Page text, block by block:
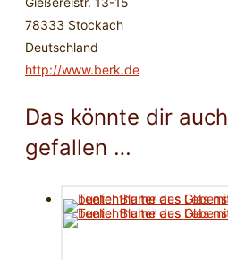
78333 Stockach
Deutschland
http://www.berk.de
Das könnte dir auch
gefallen …